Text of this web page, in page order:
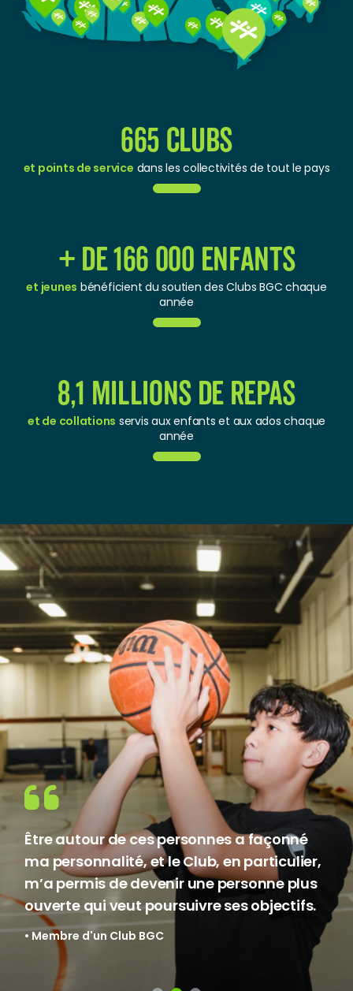
665 Clubs
et points de service dans les collectivités de tout le pays
+ de 166 000 enfants
et jeunes bénéficient du soutien des Clubs BGC chaque
année
8,1 millions de repas
et de collations servis aux enfants et aux ados chaque
année
Être autour de ces personnes a façonné
ma personnalité, et le Club, en particulier,
m’a permis de devenir une personne plus
ouverte qui veut poursuivre ses objectifs.
• Membre d'un Club BGC